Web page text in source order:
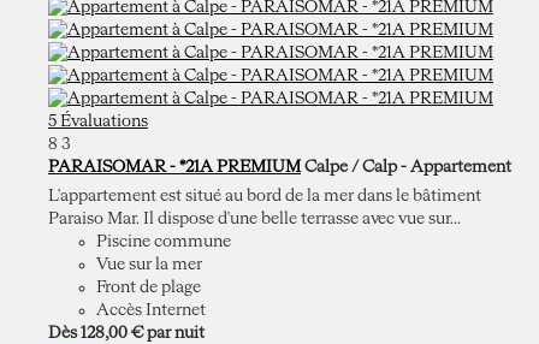
5 Évaluations
8 3
PARAISOMAR - *21A PREMIUM Calpe / Calp - Appartement
L'appartement est situé au bord de la mer dans le bâtiment
Paraiso Mar. Il dispose d'une belle terrasse avec vue sur...
Piscine commune
Vue sur la mer
Front de plage
Accès Internet
Dès 128,00 € par nuit